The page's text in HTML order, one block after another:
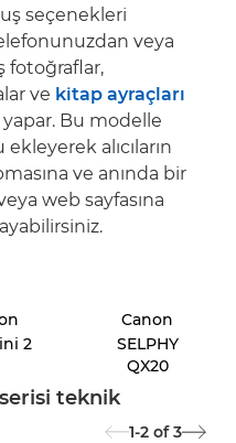
seçenekleri
veya
fotoğraflar,
ve kitap ayraçları
Bu modelle
alıcıların
ve anında bir
web sayfasına
teknik
2
Canon
SELPHY
QX20
1-2 of 3